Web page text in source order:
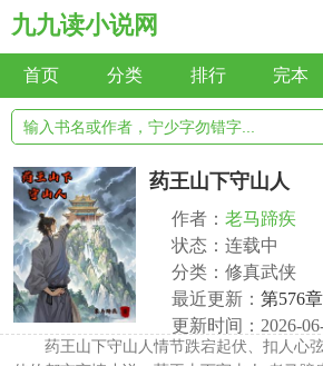
九九读小说网
首页 分类 排行 完本
药王山下守山人
作者： 老马蹄疾
状态：连载中
分类：修真武侠
最近更新： 第576
更新时间：2026-
药王山下守山人情节跌宕起伏、扣人心